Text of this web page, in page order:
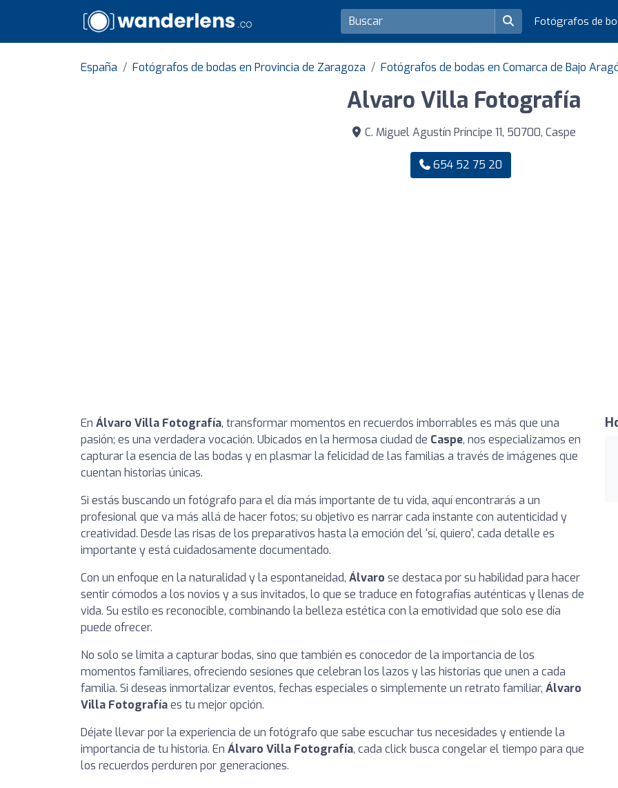
Fotógrafos de
España Fotógrafos de bodas en Provincia de Zaragoza Fotógrafos de bodas en Comarca de Bajo
Alvaro Villa Fotografía
C. Miguel Agustín Príncipe 11, 50700, Caspe
654 52 75 20
En Álvaro Villa Fotografía, transformar momentos en recuerdos imborrables es más que una
pasión; es una verdadera vocación. Ubicados en la hermosa ciudad de Caspe, nos especializamos en
capturar la esencia de las bodas y en plasmar la felicidad de las familias a través de imágenes que
cuentan historias únicas.
Si estás buscando un fotógrafo para el día más importante de tu vida, aquí encontrarás a un
profesional que va más allá de hacer fotos; su objetivo es narrar cada instante con autenticidad y
creatividad. Desde las risas de los preparativos hasta la emoción del 'sí, quiero', cada detalle es
importante y está cuidadosamente documentado.
Con un enfoque en la naturalidad y la espontaneidad, Álvaro se destaca por su habilidad para hacer
sentir cómodos a los novios y a sus invitados, lo que se traduce en fotografías auténticas y llenas de
vida. Su estilo es reconocible, combinando la belleza estética con la emotividad que solo ese día
puede ofrecer.
No solo se limita a capturar bodas, sino que también es conocedor de la importancia de los
momentos familiares, ofreciendo sesiones que celebran los lazos y las historias que unen a cada
familia. Si deseas inmortalizar eventos, fechas especiales o simplemente un retrato familiar, Álvaro
Villa Fotografíaes tu mejor opción.
Déjate llevar por la experiencia de un fotógrafo que sabe escuchar tus necesidades y entiende la
importancia de tu historia. En Álvaro Villa Fotografía, cada click busca congelar el tiempo para que
los recuerdos perduren por generaciones.